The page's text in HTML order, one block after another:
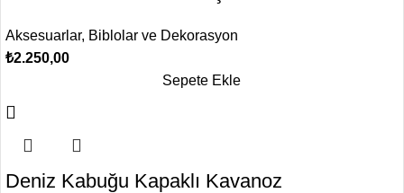
Aksesuarlar, Biblolar ve Dekorasyon
₺2.250,00
Sepete Ekle
Deniz Kabuğu Kapaklı Kavanoz